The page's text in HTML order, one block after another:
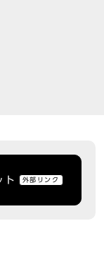
ト 外部リンク